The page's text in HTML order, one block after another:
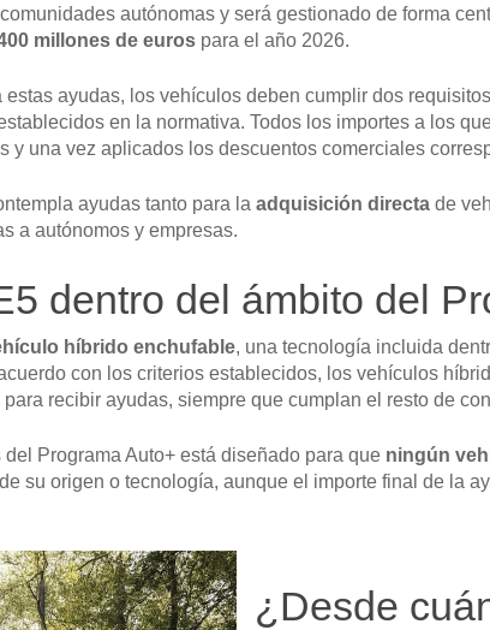
autónomas y será gestionado de forma
millones de euros para el año 2026.
estas ayudas, los vehículos deben cumplir dos
en la normativa. Todos los importes a los
y una vez aplicados los descuentos comerciales
ayudas tanto para la adquisición directa de
a autónomos y empresas.
dentro del ámbito del
híbrido enchufable, una tecnología incluida
con los criterios establecidos, los vehículos
recibir ayudas, siempre que cumplan el resto de
Programa Auto+ está diseñado para que ningún
su origen o tecnología, aunque el importe final de la
¿Desde